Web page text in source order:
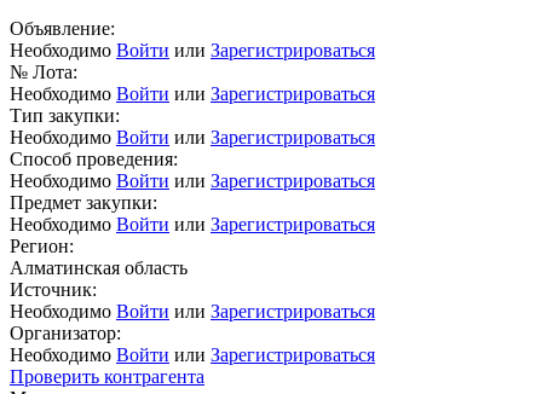
Объявление:
Необходимо Войти или Зарегистрироваться
№ Лота:
Необходимо Войти или Зарегистрироваться
Тип закупки:
Необходимо Войти или Зарегистрироваться
Способ проведения:
Необходимо Войти или Зарегистрироваться
Предмет закупки:
Необходимо Войти или Зарегистрироваться
Регион:
Алматинская область
Источник:
Необходимо Войти или Зарегистрироваться
Организатор:
Необходимо Войти или Зарегистрироваться
Проверить контрагента